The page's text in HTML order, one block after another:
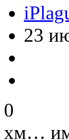
23
0
хм…